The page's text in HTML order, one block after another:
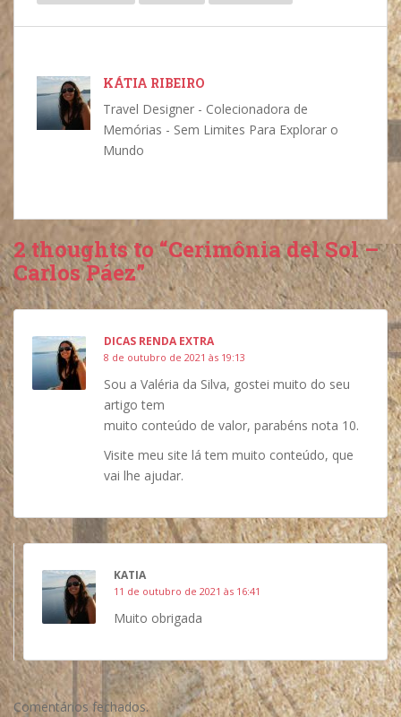
KÁTIA RIBEIRO
Travel Designer - Colecionadora de
Memórias - Sem Limites Para Explorar o
Mundo
2 thoughts to “Cerimônia del Sol –
Carlos Páez”
DICAS RENDA EXTRA
8 de outubro de 2021 às 19:13
Sou a Valéria da Silva, gostei muito do seu
artigo tem
muito conteúdo de valor, parabéns nota 10.
Visite meu site lá tem muito conteúdo, que
vai lhe ajudar.
KATIA
11 de outubro de 2021 às 16:41
Muito obrigada
Comentários fechados.